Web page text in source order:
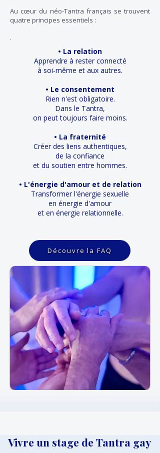
Au cœur du néo-Tantra français se trouvent
quatre principes essentiels :
• La relation
Apprendre à rester connecté
à soi-même et aux autres.
• Le consentement
Rien n'est obligatoire.
Dans le Tantra,
on peut toujours faire moins.
• La fraternité
Créer des liens authentiques,
de la confiance
et du soutien entre hommes.
• L'énergie d'amour et de relation
Transformer l'énergie sexuelle
en énergie d'amour
et en énergie relationnelle.
Découvre la FAQ
Vivre un stage de Tantra gay